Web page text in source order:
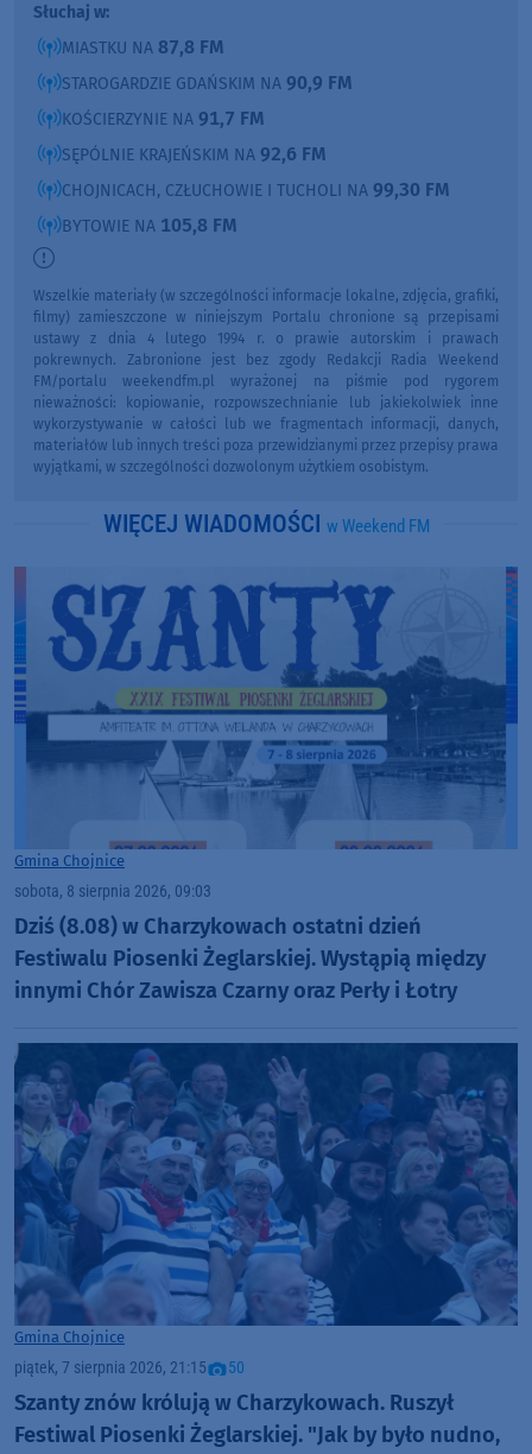
Słuchaj w:
MIASTKU NA 87,8 FM
STAROGARDZIE GDAŃSKIM NA 90,9 FM
KOŚCIERZYNIE NA 91,7 FM
SĘPÓLNIE KRAJEŃSKIM NA 92,6 FM
CHOJNICACH, CZŁUCHOWIE I TUCHOLI NA 99,30 FM
BYTOWIE NA 105,8 FM
Wszelkie materiały (w szczególności informacje lokalne, zdjęcia, grafiki,
filmy) zamieszczone w niniejszym Portalu chronione są przepisami
ustawy z dnia 4 lutego 1994 r. o prawie autorskim i prawach
pokrewnych. Zabronione jest bez zgody Redakcji Radia Weekend
FM/portalu weekendfm.pl wyrażonej na piśmie pod rygorem
nieważności: kopiowanie, rozpowszechnianie lub jakiekolwiek inne
wykorzystywanie w całości lub we fragmentach informacji, danych,
materiałów lub innych treści poza przewidzianymi przez przepisy prawa
wyjątkami, w szczególności dozwolonym użytkiem osobistym.
WIĘCEJ WIADOMOŚCI w Weekend FM
Gmina Chojnice
sobota, 8 sierpnia 2026, 09:03
Dziś (8.08) w Charzykowach ostatni dzień
Festiwalu Piosenki Żeglarskiej. Wystąpią między
innymi Chór Zawisza Czarny oraz Perły i Łotry
Gmina Chojnice
piątek, 7 sierpnia 2026, 21:15 50
Szanty znów królują w Charzykowach. Ruszył
Festiwal Piosenki Żeglarskiej. "Jak by było nudno,